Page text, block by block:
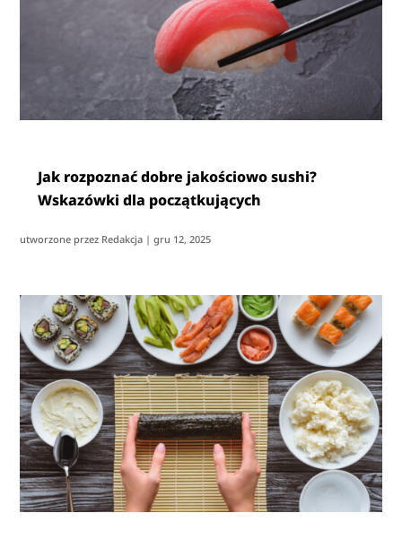
Jak rozpoznać dobre jakościowo sushi?
Wskazówki dla początkujących
utworzone przez Redakcja |gru 12, 2025